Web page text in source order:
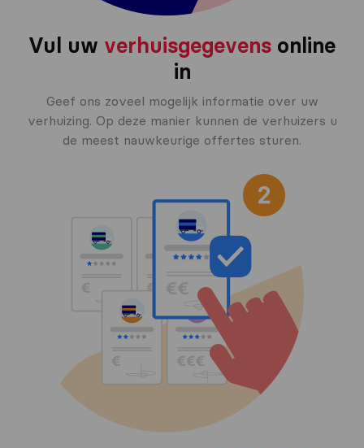
Vul uw verhuisgegevens online
in
Geef ons zoveel mogelijk informatie over uw
verhuizing. Op deze manier kunnen de verhuizers u
de meest nauwkeurige offertes sturen.